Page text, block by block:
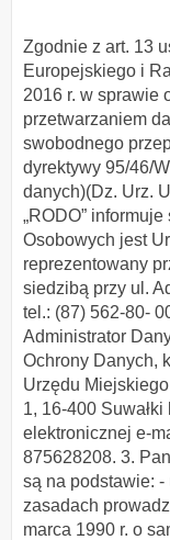
Zgodnie z art. 13
Europejskiego i
2016 r. w sprawie
przetwarzaniem
swobodnego
dyrektywy 95/46/
danych)(Dz. Urz.
„RODO”
Osobowych jest
reprezentowany
siedzibą przy ul.
tel.: (87) 562-80-
Administrator
Ochrony Danych,
Urzędu
1, 16-400
elektronicznej e-
875628208. 3.
są na podstawie:
zasadach
marca 1990 r. o